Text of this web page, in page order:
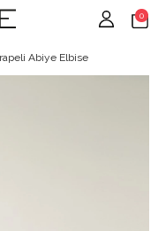
0
Abiye Elbise